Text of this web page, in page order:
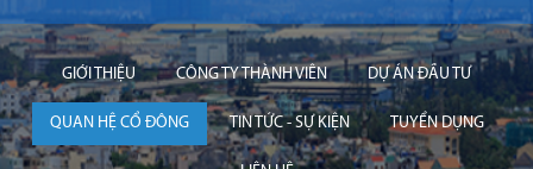
GIỚI THIỆU CÔNG TY THÀNH VIÊN DỰ ÁN ĐẦU TƯ
QUAN HỆ CỔ ĐÔNG TIN TỨC - SỰ KIỆN TUYỂN DỤNG